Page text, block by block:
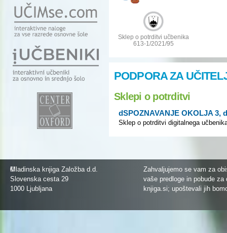
Sklep o potrditvi učbenika
613-1/2021/95
PODPORA ZA
Sklepi o potrditvi
dSPOZNAVANJE OKOLJA 3,
Sklep o potrditvi digitalnega
©
Mladinska knjiga Založba d.d.
Slovenska cesta 29
1000 Ljubljana
Zahvaljujemo se vam za
vaše predloge in pobude
knjiga.si; upoštevali jih